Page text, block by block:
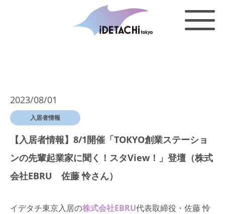
2023/08/01
入居者情報
【入居者情報】8/1開催「TOKYO創業ステーショ
ンの先輩起業家に聞く！スタView！」登壇（株式
会社EBRU 佐藤 怜さん）
イデタチ東京入居の株式会社EBRU代表取締役・佐藤 怜